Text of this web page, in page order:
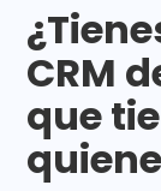
CRM
que